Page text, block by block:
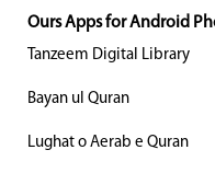
Ours Apps for
Tanzeem Digital
Bayan ul Quran
Lughat o Aerab e